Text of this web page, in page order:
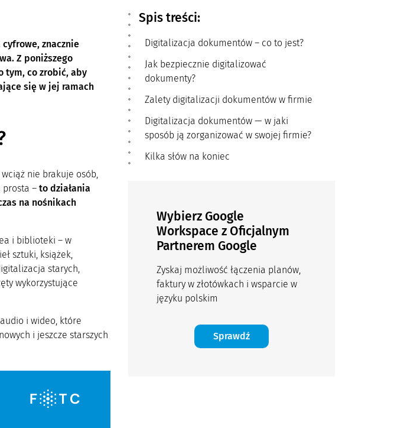
znacznie
Z poniższego
tym, co zrobić, aby
się w jej ramach
nie brakuje osób,
prosta – to działania
na nośnikach
i biblioteki – w
sztuki, książek,
starych,
wykorzystujące
i wideo, które
i jeszcze starszych
Spis treści:
Digitalizacja dokumentów – co to jest?
Jak bezpiecznie digitalizować
dokumenty?
Zalety digitalizacji dokumentów w firmie
Digitalizacja dokumentów — w jaki
sposób ją zorganizować w swojej firmie?
Kilka słów na koniec
Wybierz Google
Workspace z Oficjalnym
Partnerem Google
Zyskaj możliwość łączenia planów,
faktury w złotówkach i wsparcie w
języku polskim
Sprawdź